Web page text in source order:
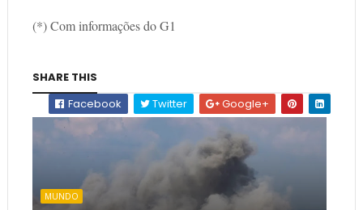
(*) Com informações do G1
SHARE THIS
Facebook
Twitter Google+
MUNDO